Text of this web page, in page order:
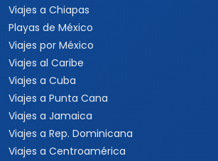
Viajes a Chiapas
Playas de México
Viajes por México
Viajes al Caribe
Viajes a Cuba
Viajes a Punta Cana
Viajes a Jamaica
Viajes a Rep. Dominicana
Viajes a Centroamérica